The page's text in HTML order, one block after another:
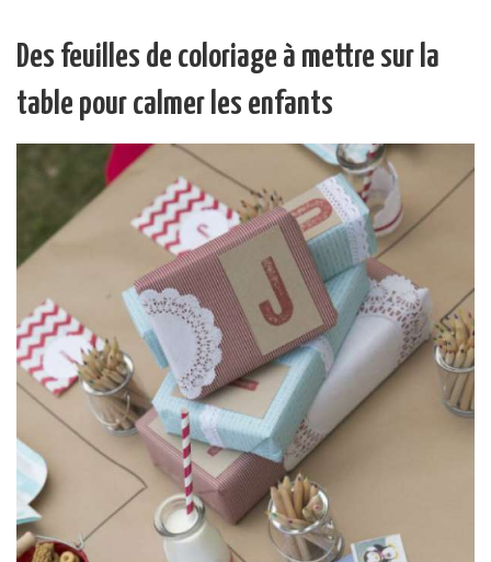
Des feuilles de coloriage à mettre sur la
table pour calmer les enfants